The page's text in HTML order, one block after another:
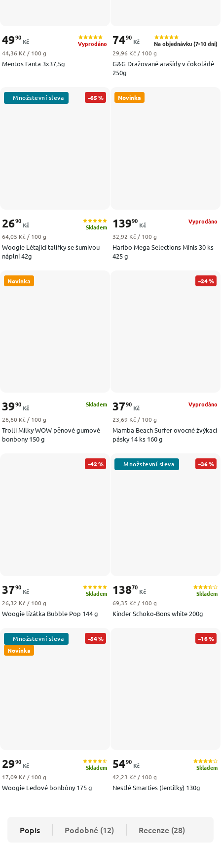
Mentos Fanta 3x37,5g
Vyprodáno
4990
Kč
Měrná cena:
44,36 Kč / 100 g
G&G Dražované arašídy v čokoládě
250g
Na objednávku (7-10 dní)
7490
Kč
Měrná cena:
29,96 Kč / 100 g
–65 %
Woogie Létající talířky se šumivou
náplní 42g
Skladem
2690
Kč
Měrná cena:
64,05 Kč / 100 g
Novinka
Haribo Mega Selections Minis 30 ks
425 g
Vyprodáno
13990
Kč
Měrná cena:
32,92 Kč / 100 g
Novinka
Trolli Milky WOW pěnové gumové
bonbony 150 g
Skladem
3990
Kč
Měrná cena:
26,60 Kč / 100 g
–24 %
Mamba Beach Surfer ovocné žvýkací
pásky 14 ks 160 g
Vyprodáno
3790
Kč
Měrná cena:
23,69 Kč / 100 g
–42 %
Woogie lízátka Bubble Pop 144 g
Skladem
3790
Kč
Měrná cena:
26,32 Kč / 100 g
–36 %
Kinder Schoko-Bons white 200g
Skladem
13870
Kč
Měrná cena:
69,35 Kč / 100 g
Novinka
–54 %
Woogie Ledové bonbóny 175 g
Skladem
2990
Kč
Měrná cena:
17,09 Kč / 100 g
–16 %
Nestlé Smarties (lentilky) 130g
Skladem
5490
Kč
Měrná cena:
42,23 Kč / 100 g
Popis Podobné (12) Recenze (28)